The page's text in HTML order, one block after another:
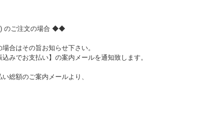
のご注文の場合 ◆◆
合はその旨お知らせ下さい。
みでお支払い】の案内メールを通知致します。
総額のご案内メールより、